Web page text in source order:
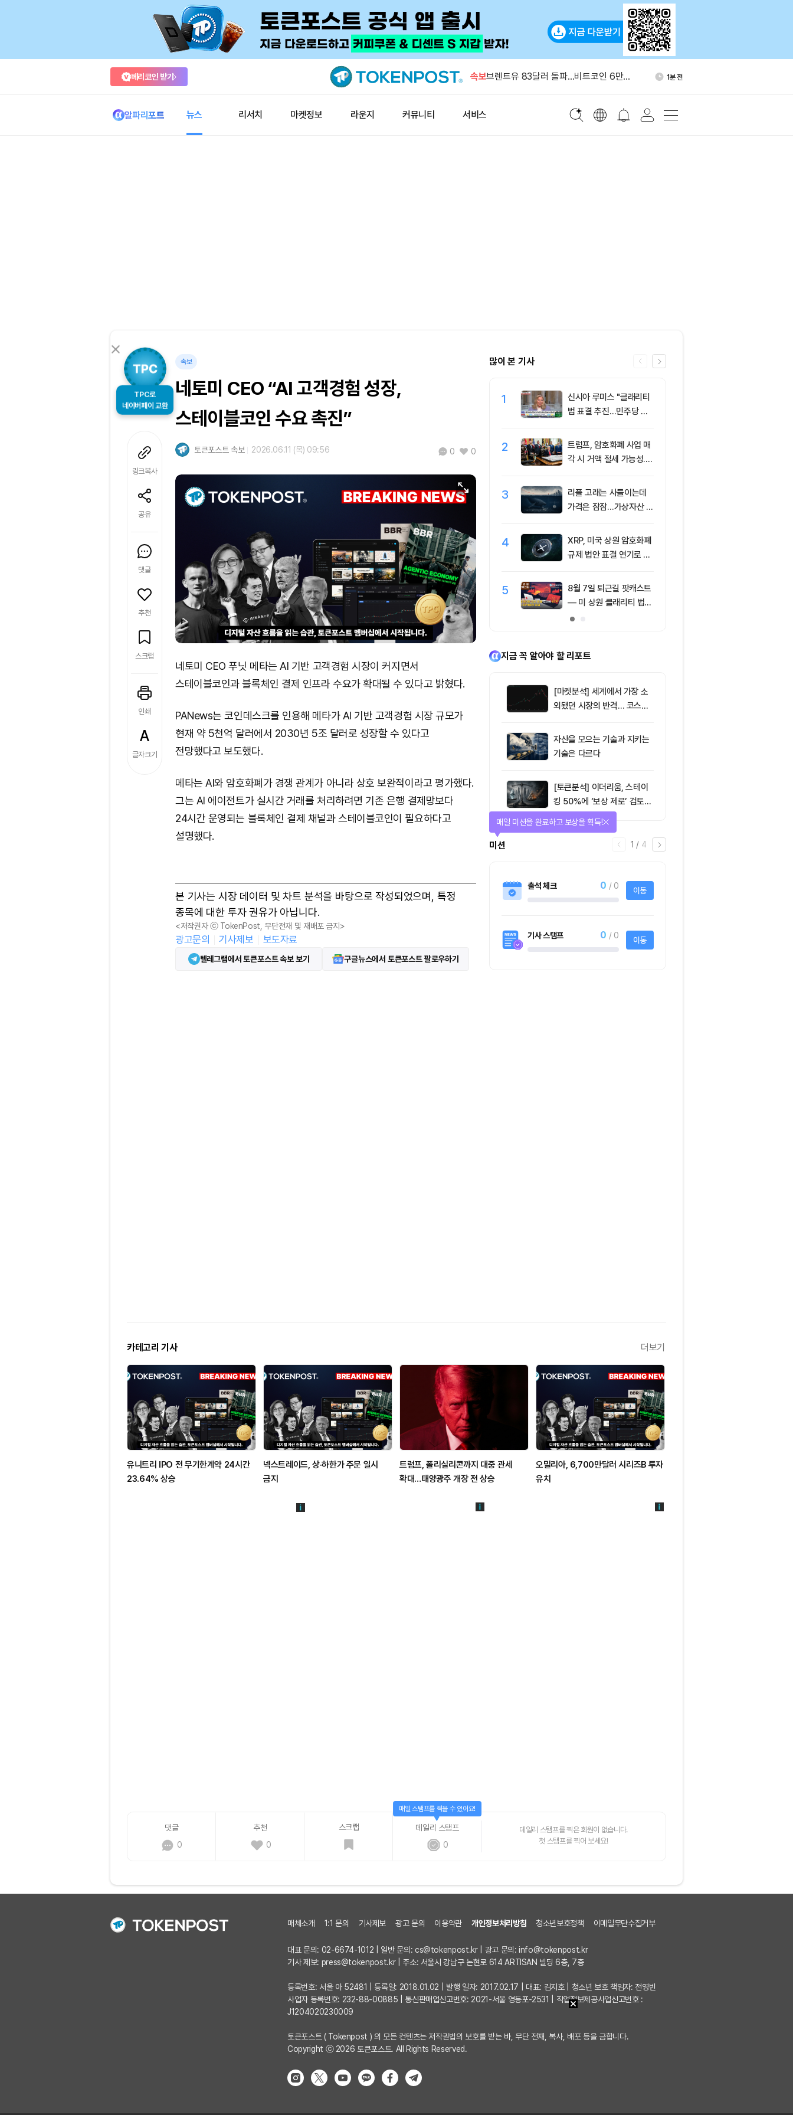
베리코인 받기 속보
트럼프 대통령 "AI 승자가 모든 것 얻는다" 8분 전
브렌트유 83달러 돌파…비트코인 6만
1분 전
알파리포트 뉴스 리서치 마켓정보 라운지 커뮤니티 서비스
TPC로
네이버페이 교환
링크복사
공유
댓글
추천
스크랩
인쇄
글자크기
속보
네토미 CEO “AI 고객경험 성장,
스테이블코인 수요 촉진”
토큰포스트 속보 2026.06.11 (목) 09:56 0 0
네토미 CEO 푸닛 메타는 AI 기반 고객경험 시장이 커지면서
스테이블코인과 블록체인 결제 인프라 수요가 확대될 수 있다고 밝혔다.
PANews는 코인데스크를 인용해 메타가 AI 기반 고객경험 시장 규모가
현재 약 5천억 달러에서 2030년 5조 달러로 성장할 수 있다고
전망했다고 보도했다.
메타는 AI와 암호화폐가 경쟁 관계가 아니라 상호 보완적이라고 평가했다.
그는 AI 에이전트가 실시간 거래를 처리하려면 기존 은행 결제망보다
24시간 운영되는 블록체인 결제 채널과 스테이블코인이 필요하다고
설명했다.
본 기사는 시장 데이터 및 차트 분석을 바탕으로 작성되었으며, 특정
종목에 대한 투자 권유가 아닙니다.
<저작권자 ⓒ TokenPost, 무단전재 및 재배포 금지>
광고문의 기사제보 보도자료
텔레그램에서 토큰포스트 속보 보기 구글뉴스에서 토큰포스트 팔로우하기
많이 본 기사
1
신시아 루미스 "클래리티
법 표결 추진…민주당 입
2
트럼프, 암호화폐 사업 매
각 시 거액 절세 가능성...
주목
3
리플 고래는 사들이는데
가격은 잠잠…가상자산 바
4
XRP, 미국 상원 암호화폐
규제 법안 표결 연기로 급
5
8월 7일 퇴근길 팟캐스트
— 미 상원 클래리티 법안
표결 추진…비트코인 ET
지금 꼭 알아야 할 리포트
[마켓분석] 세계에서 가장 소
외됐던 시장의 반격… 코스피
자산을 모으는 기술과 지키는
기술은 다르다
[토큰분석] 이더리움, 스테이
킹 50%에 ‘보상 제로’ 검토…
통화정책 개편인가 탈중앙화
1 / 4
미션
매일 미션을 완료하고 보상을 획득!
출석 체크 0 / 0 이동
기사 스탬프 0 / 0 이동
카테고리 기사 더보기
유니트리 IPO 전 무기한계약 24시간
23.64% 상승
넥스트레이드, 상·하한가 주문 일시
금지
트럼프, 폴리실리콘까지 대중 관세
확대…태양광주 개장 전 상승
오밀리아, 6,700만달러 시리즈B 투자
유치
댓글
0
추천
0
스크랩
데일리 스탬프
0
매일 스탬프를 찍을 수 있어요!
데일리 스탬프를 찍은 회원이 없습니다.
첫 스탬프를 찍어 보세요!
매체소개 1:1 문의 기사제보 광고 문의 이용약관 개인정보처리방침 청소년보호정책 이메일무단수집거부
대표 문의: 02-6674-1012 | 일반 문의: cs@tokenpost.kr| 광고 문의:info@tokenpost.kr
기사 제보: press@tokenpost.kr| 주소: 서울시 강남구 논현로 614 ARTISAN 빌딩 6층, 7층
등록번호: 서울 아 52481 | 등록일: 2018.01.02 | 발행 일자: 2017.02.17 | 대표: 김지호 | 청소년 보호 책임자: 전영빈
사업자 등록번호: 232-88-00885 | 통신판매업신고번호: 2021-서울 영등포-2531 | 직업정보제공사업신고번호 :
J1204020230009
토큰포스트 ( Tokenpost ) 의 모든 컨텐츠는 저작권법의 보호를 받는 바, 무단 전재, 복사, 배포 등을 금합니다.
Copyright ⓒ 2026 토큰포스트. All Rights Reserved.